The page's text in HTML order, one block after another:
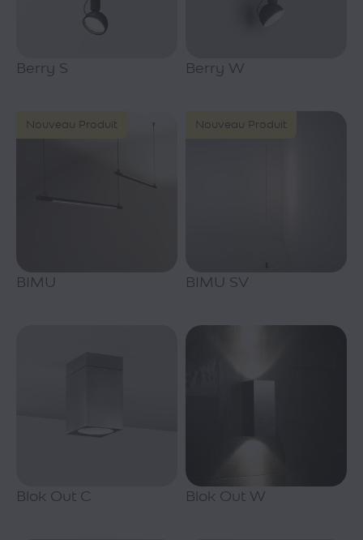
Berry S Berry W
Nouveau Produit
BIMU
Nouveau Produit
BIMU SV
Blok Out C Blok Out W